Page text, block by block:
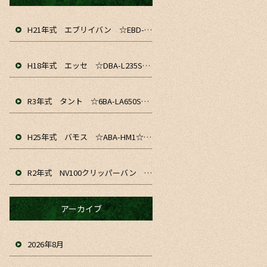
H21年式 エブリイバン ☆EBD-DA64V☆ 入庫&仕上がりました！！ お仕事や通勤、軽貨物にいかがでしょうか☆
H18年式 エッセ ☆DBA-L235S☆ 入庫&仕上がりました～！ お仕事や通勤、普段のお車にいかがでしょうか☆
R3年式 タント ☆6BA-LA650S☆ 入庫&仕上がりました！！ お仕事や通勤、普段のお車にいかがでしょうか☆
H25年式 バモス ☆ABA-HM1☆ 入庫&仕上がりました！！お仕事や普段のお車にいかがでしょうか☆
R2年式 NV100クリッパーバン ☆HBD-DR17V☆ 入庫&仕上がりました！！ お仕事や趣味、普段のお車にいかがでしょうか☆
アーカイブ
2026年8月